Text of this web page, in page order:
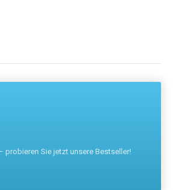
probieren Sie jetzt unsere Bestseller!